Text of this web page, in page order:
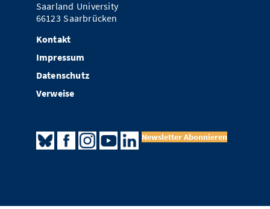
Saarland University
66123 Saarbrücken
Kontakt
Impressum
Datenschutz
Verweise
Newsletter Abonnieren